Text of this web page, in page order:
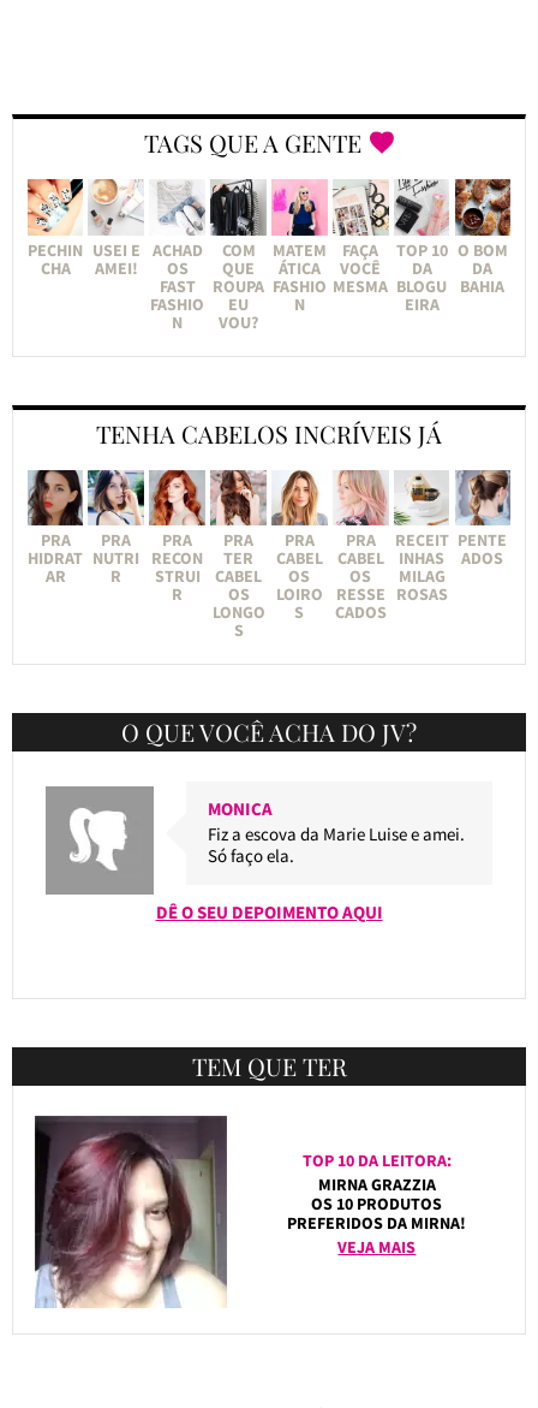
TAGS QUE A GENTE
PECHIN
CHA
USEI E
AMEI!
ACHAD
OS
FAST
FASHIO
N
COM
QUE
ROUPA
EU
VOU?
MATEM
ÁTICA
FASHIO
N
FAÇA
VOCÊ
MESMA
TOP 10
DA
BLOGU
EIRA
O BOM
DA
BAHIA
TENHA CABELOS INCRÍVEIS JÁ
PRA
HIDRAT
AR
PRA
NUTRI
R
PRA
RECON
STRUI
R
PRA
TER
CABEL
OS
LONGO
S
PRA
CABEL
OS
LOIRO
S
PRA
CABEL
OS
RESSE
CADOS
RECEIT
INHAS
MILAG
ROSAS
PENTE
ADOS
O QUE VOCÊ ACHA DO JV?
MONICA
Fiz a escova da Marie Luise e amei.
Só faço ela.
DÊ O SEU DEPOIMENTO AQUI
TEM QUE TER
TOP 10 DA LEITORA:
MIRNA GRAZZIA
OS 10 PRODUTOS
PREFERIDOS DA MIRNA!
VEJA MAIS